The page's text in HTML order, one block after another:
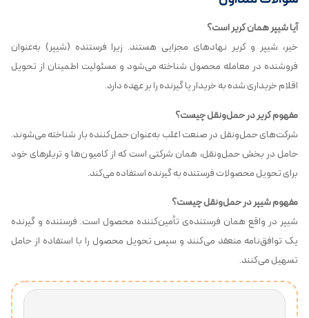
آیا شیپر همان کریر است؟
خیر، شیپر و کریر نهادهای مجزایی هستند. زیرا فرستنده (شیپر) به‌عنوان
فروشنده در معامله محصول شناخته می‌شود و مسئولیت اطمینان از تحویل
اقلام خریداری شده به خریدار یا گیرنده را بر عهده دارد.
مفهوم کریر در حمل‌ونقل چیست؟
شرکت‌های حمل‌ونقل در صنعت اغلب به‌عنوان حمل‌کننده بار شناخته می‌شوند.
حامل در بخش حمل‌ونقل، همان شرکتی است که از کامیون‌ها و تریلرهای خود
برای تحویل محصولات فرستنده به گیرنده استفاده می‌کند.
مفهوم شیپر در حمل‌ونقل چیست؟
شیپر در واقع همان فرستنده‌ی تأمین‌کننده محصول است. فرستنده و گیرنده
یک توافق‌نامه منعقد می‌کنند و سپس تحویل محصول را با استفاده از حامل
تسهیل می‌کنند.